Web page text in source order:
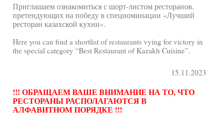
Приглашаем ознакомиться с шорт-листом ресторанов,
претендующих на победу в спецноминации «Лучший
ресторан казахской кухни».
Here you can find a shortlist of restaurants vying for victory in
the special category “Best Restaurant of Kazakh Cuisine”.
15.11.2023
!!! ОБРАЩАЕМ ВАШЕ ВНИМАНИЕ НА ТО, ЧТО
РЕСТОРАНЫ РАСПОЛАГАЮТСЯ В
АЛФАВИТНОМ ПОРЯДКЕ !!!